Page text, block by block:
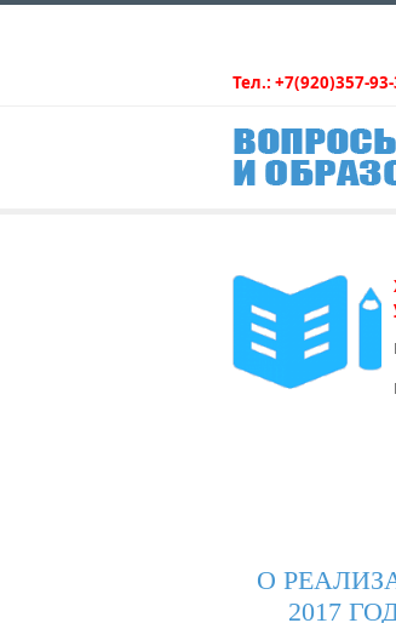
Тел.: +7(920)357-
О
2017